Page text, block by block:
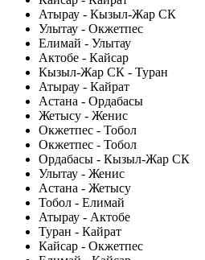
Атырау - Кызыл-Жар СК
Улытау - Окжетпес
Елимай - Улытау
Актобе - Кайсар
Кызыл-Жар СК - Туран
Атырау - Кайрат
Астана - Ордабасы
Жетысу - Женис
Окжетпес - Тобол
Окжетпес - Тобол
Ордабасы - Кызыл-Жар СК
Улытау - Женис
Астана - Жетысу
Тобол - Елимай
Атырау - Актобе
Туран - Кайрат
Кайсар - Окжетпес